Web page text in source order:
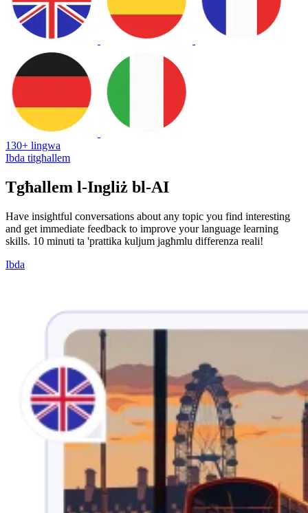
130+ lingwa
Ibda titgħallem
Tgħallem l-Ingliż bl-AI
Have insightful conversations about any topic you find interesting
and get immediate feedback to improve your language learning
skills. 10 minuti ta 'prattika kuljum jagħmlu differenza reali!
Ibda